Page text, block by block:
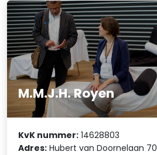
M.M.J.H. Royen
KvK nummer: 14628803
Adres: Hubert van Doornelaan 70